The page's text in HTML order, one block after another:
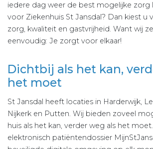
iedere dag weer de best mogelijke zorg
voor Ziekenhuis St Jansdal? Dan kiest u
zorg, kwaliteit en gastvrijheid. Want wij
eenvoudig: Je zorgt voor elkaar!
Dichtbij als het kan,
het moet
St Jansdal heeft locaties in Harderwijk,
Nijkerk en Putten. Wij bieden zoveel
huis als het kan, verder weg als het
elektronisch patiëntendossier